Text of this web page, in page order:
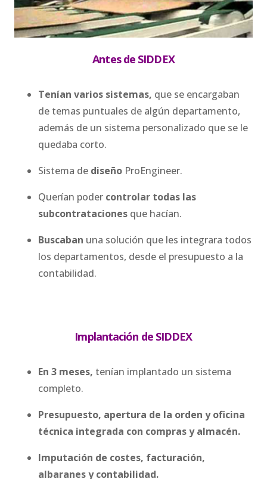
Antes de SIDDEX
Tenían varios sistemas, que se encargaban
de temas puntuales de algún departamento,
además de un sistema personalizado que se le
quedaba corto.
Sistema de diseño ProEngineer.
Querían poder controlar todas las
subcontrataciones que hacían.
Buscaban una solución que les integrara todos
los departamentos, desde el presupuesto a la
contabilidad.
Implantación de SIDDEX
En 3 meses, tenían implantado un sistema
completo.
Presupuesto, apertura de la orden y oficina
técnica integrada con compras y almacén.
Imputación de costes, facturación,
albaranes y contabilidad.